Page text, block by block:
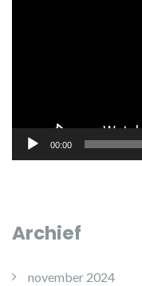
00:00
Archief
november 2024